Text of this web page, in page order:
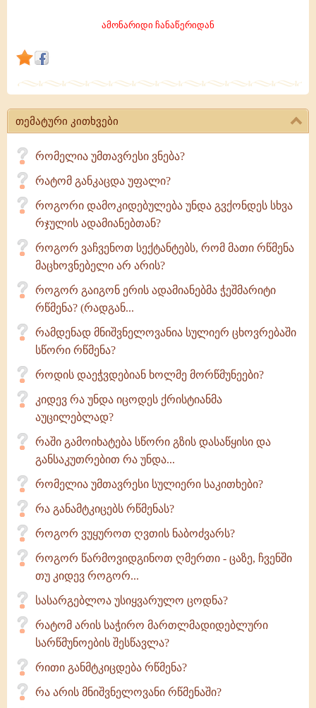
სიყვარულით,
ამონარიდი ჩანაწერიდან
თემატური კითხვები
რომელია უმთავრესი ვნება?
რატომ განკაცდა უფალი?
როგორი დამოკიდებულება უნდა გვქონდეს სხვა
რჯულის ადამიანებთან?
როგორ ვაჩვენოთ სექტანტებს, რომ მათი რწმენა
მაცხოვნებელი არ არის?
როგორ გაიგონ ერის ადამიანებმა ჭეშმარიტი
რწმენა? (რადგან...
რამდენად მნიშვნელოვანია სულიერ ცხოვრებაში
სწორი რწმენა?
როდის დაეჭვდებიან ხოლმე მორწმუნეები?
კიდევ რა უნდა იცოდეს ქრისტიანმა
აუცილებლად?
რაში გამოიხატება სწორი გზის დასაწყისი და
განსაკუთრებით რა უნდა...
რომელია უმთავრესი სულიერი საკითხები?
რა განამტკიცებს რწმენას?
როგორ ვუყუროთ ღვთის ნაბოძვარს?
როგორ წარმოვიდგინოთ ღმერთი - ცაზე, ჩვენში
თუ კიდევ როგორ...
სასარგებლოა უსიყვარულო ცოდნა?
რატომ არის საჭირო მართლმადიდებლური
სარწმუნოების შესწავლა?
რითი განმტკიცდება რწმენა?
რა არის მნიშვნელოვანი რწმენაში?